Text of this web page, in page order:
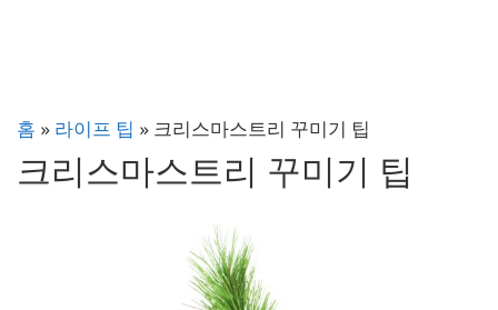
홈 » 라이프 팁 » 크리스마스트리 꾸미기 팁
크리스마스트리 꾸미기 팁